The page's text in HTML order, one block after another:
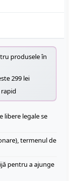
produsele în
299 lei
libere legale se
termenul de
pentru a ajunge